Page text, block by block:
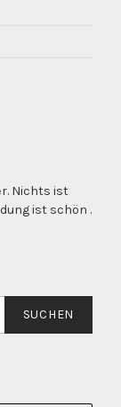
Nichts ist
ist schön .